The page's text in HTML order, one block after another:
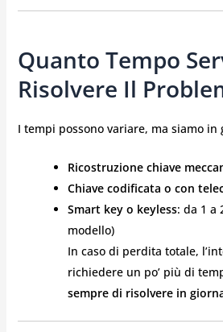
Quanto Tempo
Risolvere Il
I tempi possono variare, ma siamo
Ricostruzione chiave
Chiave codificata o con
Smart key o keyless: da 1 a
modello)
In caso di perdita totale,
richiedere un po’ più di
sempre di risolvere in